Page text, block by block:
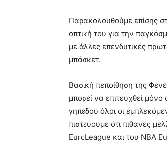
Παρακολουθούμε επίσης
οπτική του για την
με άλλες επενδυτικές
μπάσκετ.
Βασική πεποίθηση της
μπορεί να επιτευχθεί
γηπέδου όλοι οι
πιστεύουμε ότι πιθανές
EuroLeague και του NBA